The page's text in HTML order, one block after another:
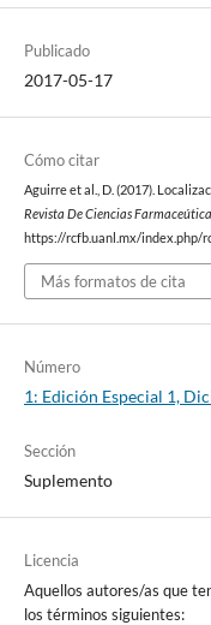
Publicado
2017-05-17
Cómo citar
Aguirre et al., D. (2017).
Revista De Ciencias
https://rcfb.uanl.mx/index.php/
Más formatos de cita
Número
1: Edición Especial 1,
Sección
Suplemento
Licencia
Aquellos autores/as que
los términos siguientes: